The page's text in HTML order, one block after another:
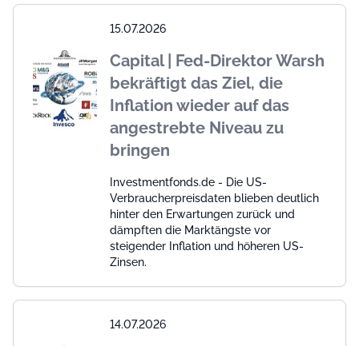
15.07.2026
Capital | Fed-Direktor Warsh
bekräftigt das Ziel, die
Inflation wieder auf das
angestrebte Niveau zu
bringen
Investmentfonds.de - Die US-
Verbraucherpreisdaten blieben deutlich
hinter den Erwartungen zurück und
dämpften die Marktängste vor
steigender Inflation und höheren US-
Zinsen.
14.07.2026